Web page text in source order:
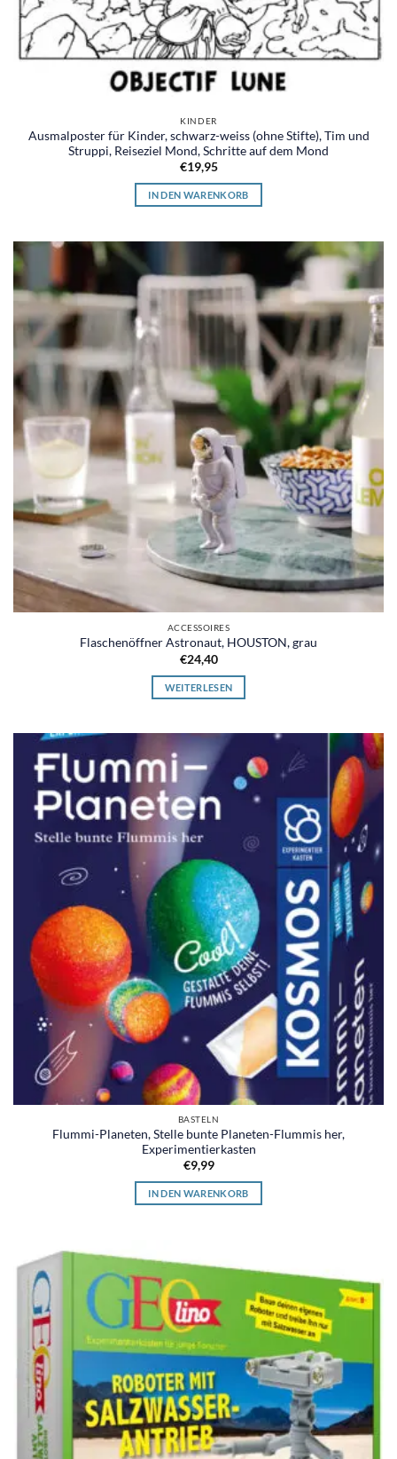
KINDER
Ausmalposter für Kinder, schwarz-weiss (ohne Stifte), Tim und
Struppi, Reiseziel Mond, Schritte auf dem Mond
€19,95
IN DEN WARENKORB
ACCESSOIRES
Flaschenöffner Astronaut, HOUSTON, grau
€24,40
WEITERLESEN
BASTELN
Flummi-Planeten, Stelle bunte Planeten-Flummis her,
Experimentierkasten
€9,99
IN DEN WARENKORB